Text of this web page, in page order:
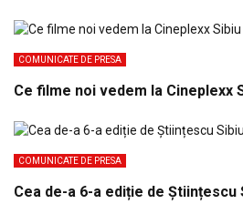
COMUNICATE DE PRESA
Ce filme noi vedem la Cineplexx
COMUNICATE DE PRESA
Cea de-a 6-a ediție de Științescu